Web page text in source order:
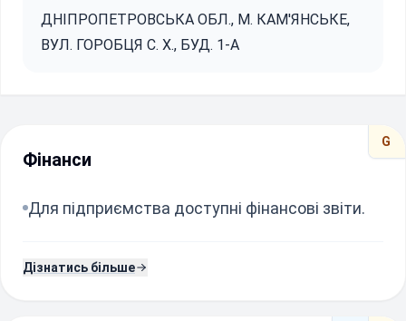
ДНІПРОПЕТРОВСЬКА ОБЛ., М. КАМ'ЯНСЬКЕ,
ВУЛ. ГОРОБЦЯ С. Х., БУД. 1-А
G
Фінанси
Для підприємства доступні фінансові звіти.
Дізнатись більше